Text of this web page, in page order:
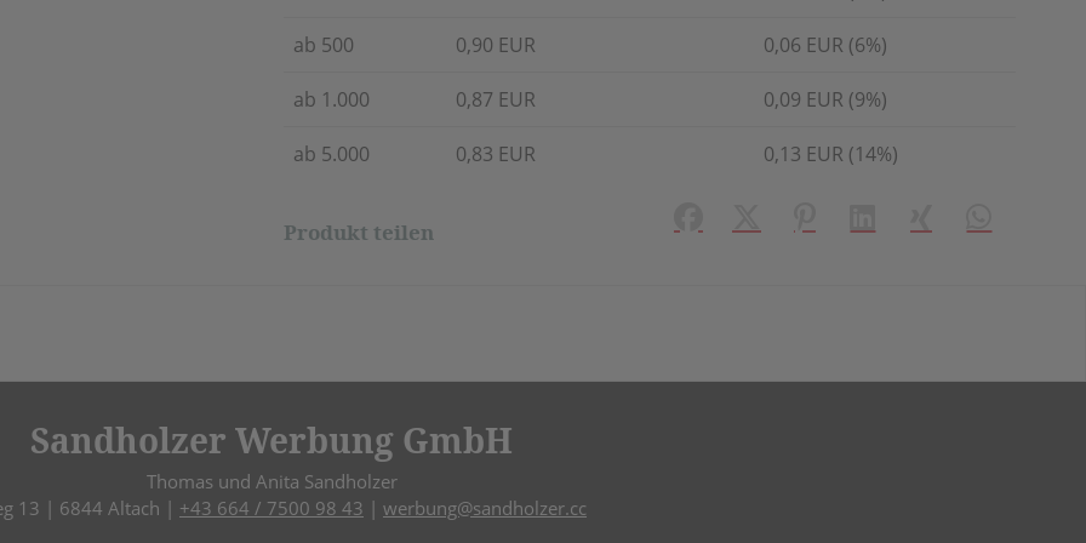
ab 500 0,90 EUR 0,06 EUR (6%)
ab 1.000 0,87 EUR 0,09 EUR (9%)
ab 5.000 0,83 EUR 0,13 EUR (14%)
Produkt teilen Facebook
X PinterestLinkedInXing WhatsApp
Sandholzer Werbung GmbH
Thomas und Anita Sandholzer
13 | 6844 Altach | +43 664 / 7500 98 43 | werbung@sandholzer.cc